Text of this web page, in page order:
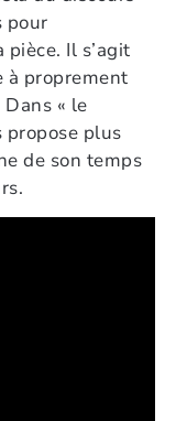
pour
Il s’agit
à proprement
« le
propose plus
de son temps